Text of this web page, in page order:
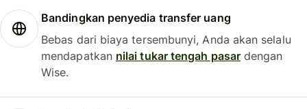
Bandingkan penyedia transfer uang
Bebas dari biaya tersembunyi, Anda akan selalu
mendapatkan nilai tukar tengah pasardengan
Wise.